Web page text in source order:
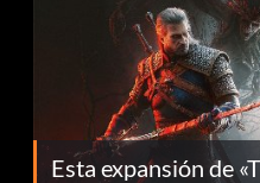
Esta expansión de